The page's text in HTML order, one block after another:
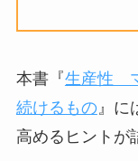
本書『生産性
続けるもの』に
高めるヒントが